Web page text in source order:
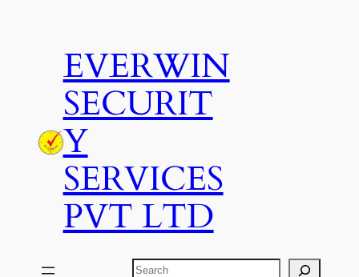
EVERWIN
SECURIT
Y
SERVICES
PVT LTD
Search